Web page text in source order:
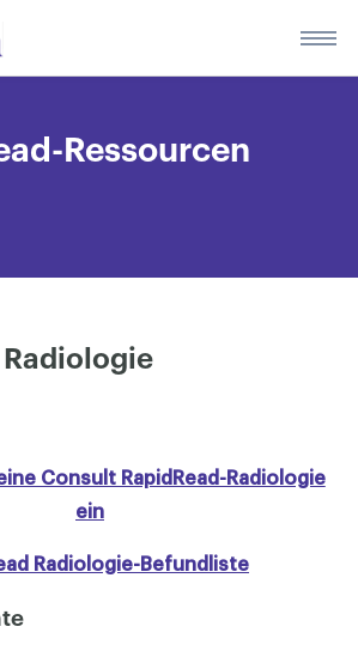
Ressourcen
Radiologie
Consult RapidRead-Radiologie
ein
Radiologie-Befundliste